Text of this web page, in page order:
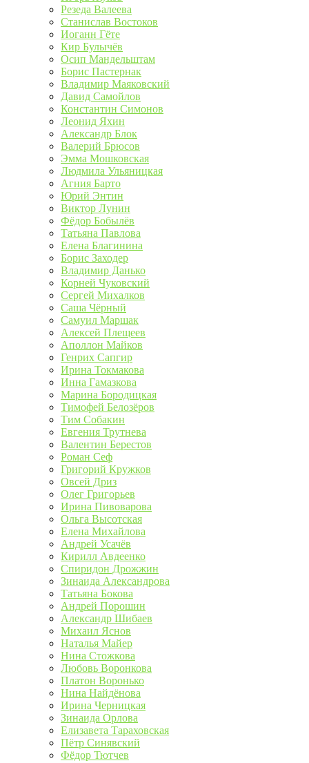
Резеда Валеева
Станислав Востоков
Иоганн Гёте
Кир Булычёв
Осип Мандельштам
Борис Пастернак
Владимир Маяковский
Давид Самойлов
Константин Симонов
Леонид Яхин
Александр Блок
Валерий Брюсов
Эмма Мошковская
Людмила Ульяницкая
Агния Барто
Юрий Энтин
Виктор Лунин
Фёдор Бобылёв
Татьяна Павлова
Елена Благинина
Борис Заходер
Владимир Данько
Корней Чуковский
Сергей Михалков
Саша Чёрный
Самуил Маршак
Алексей Плещеев
Аполлон Майков
Генрих Сапгир
Ирина Токмакова
Инна Гамазкова
Марина Бородицкая
Тимофей Белозёров
Тим Собакин
Евгения Трутнева
Валентин Берестов
Роман Сеф
Григорий Кружков
Овсей Дриз
Олег Григорьев
Ирина Пивоварова
Ольга Высотская
Елена Михайлова
Андрей Усачёв
Кирилл Авдеенко
Спиридон Дрожжин
Зинаида Александрова
Татьяна Бокова
Андрей Порошин
Александр Шибаев
Михаил Яснов
Наталья Майер
Нина Стожкова
Любовь Воронкова
Платон Воронько
Нина Найдёнова
Ирина Черницкая
Зинаида Орлова
Елизавета Тараховская
Пётр Синявский
Фёдор Тютчев